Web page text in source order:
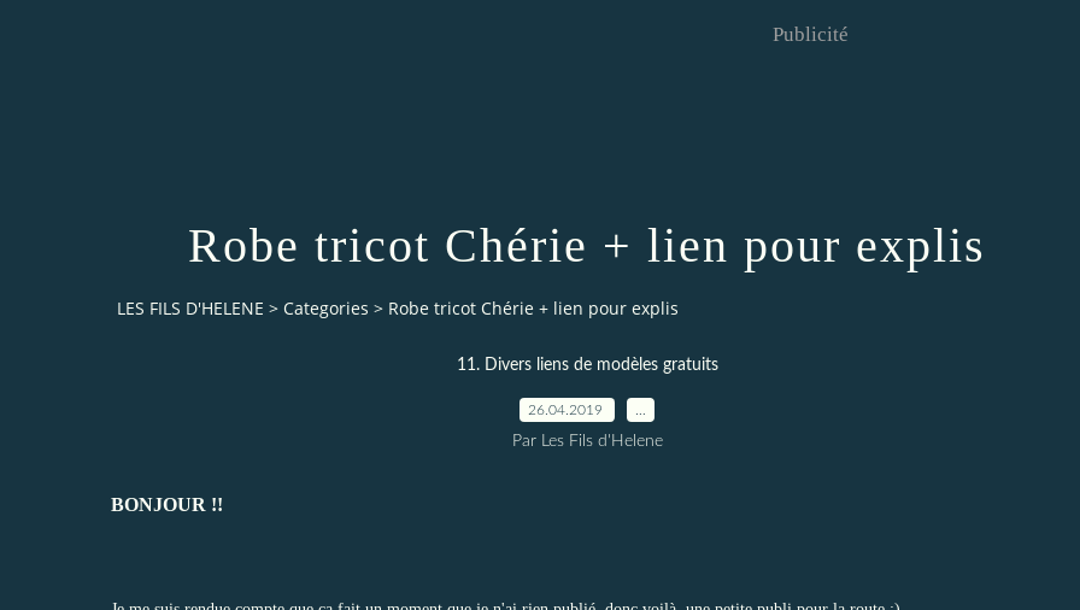
Publicité
Robe tricot Chérie + lien pour explis
LES FILS D'HELENE > Categories > Robe tricot Chérie + lien pour explis
11. Divers liens de modèles gratuits
26.04.2019
Par Les Fils d'Helene
BONJOUR !!